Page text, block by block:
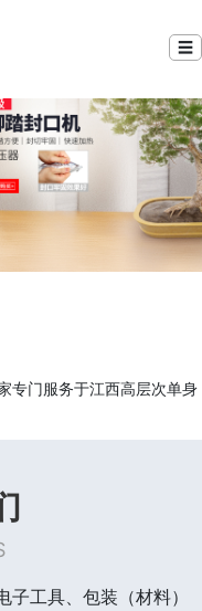
☰
专门服务于江西高层次单身
工具、包装（材料）